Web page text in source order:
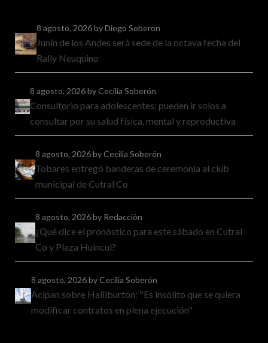
8 agosto, 2026by Diego Soberon
Junín de los Andes será sede de la octava fecha del
Rally Neuquino
8 agosto, 2026by Cecilia Soberón
Consultorio para adolescentes: pueden ir solos a
consultar por su salud física, mental y reproductiva
8 agosto, 2026by Cecilia Soberón
Tobares entregó banderas de ceremonia al club
municipal de Cutral Co
8 agosto, 2026by Redacción
¿Qué dice el pronóstico para este sábado en Cutral
Co y Plaza Huincul?
8 agosto, 2026by Cecilia Soberón
Acipan sobre Halliburton: "Es insólito que se quiera
modificar contratos en plena ejecución"